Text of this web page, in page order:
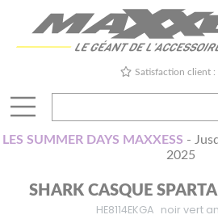
Satisfaction client
LES SUMMER DAYS MAXXESS -
2025
SHARK CASQUE
HE8114EKGA noir vert